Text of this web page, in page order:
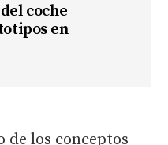
coche
en
de los conceptos